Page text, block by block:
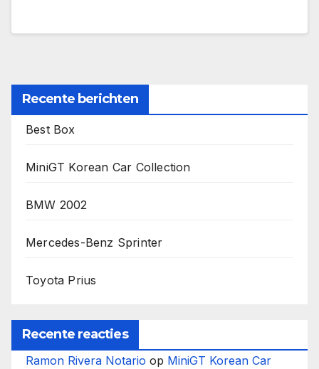
Recente berichten
Best Box
MiniGT Korean Car Collection
BMW 2002
Mercedes-Benz Sprinter
Toyota Prius
Recente reacties
Ramon Rivera Notario op MiniGT Korean Car